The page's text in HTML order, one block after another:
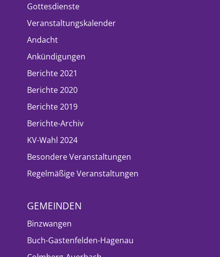
Gottesdienste
Veranstaltungskalender
Andacht
Ankündigungen
Berichte 2021
Berichte 2020
Berichte 2019
Berichte-Archiv
KV-Wahl 2024
Besondere Veranstaltungen
Regelmäßige Veranstaltungen
GEMEINDEN
Binzwangen
Buch-Gastenfelden-Hagenau